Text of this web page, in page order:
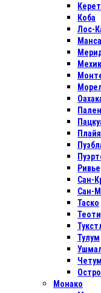
Коба
Лос-
Сан-
Сан-
Таско
Тулум
Монако